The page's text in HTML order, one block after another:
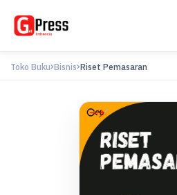
Toko Buku Bisnis Riset Pemasaran